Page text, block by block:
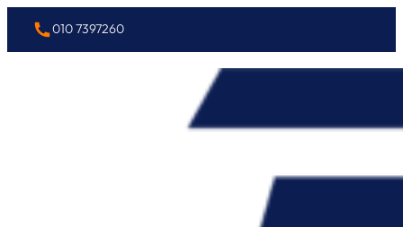
010 7397260